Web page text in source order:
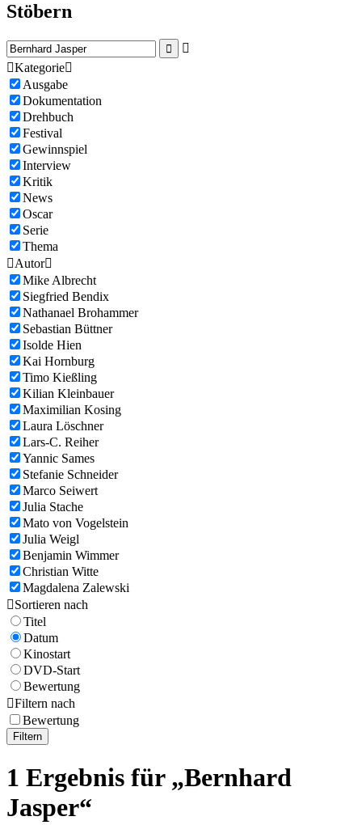
Stöbern


Kategorie
Ausgabe
Dokumentation
Drehbuch
Festival
Gewinnspiel
Interview
Kritik
News
Oscar
Serie
Thema
Autor
Mike Albrecht
Siegfried Bendix
Nathanael Brohammer
Sebastian Büttner
Isolde Hien
Kai Hornburg
Timo Kießling
Kilian Kleinbauer
Maximilian Kosing
Laura Löschner
Lars-C. Reiher
Yannic Sames
Stefanie Schneider
Marco Seiwert
Julia Stache
Mato von Vogelstein
Julia Weigl
Benjamin Wimmer
Christian Witte
Magdalena Zalewski
Sortieren nach
Titel
Datum
Kinostart
DVD-Start
Bewertung
Filtern nach
Bewertung
Filtern
1 Ergebnis für „Bernhard
Jasper“